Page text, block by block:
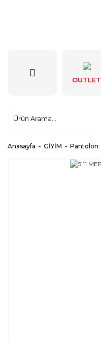
OUTLET
Anasayfa GİYİM Pantolon